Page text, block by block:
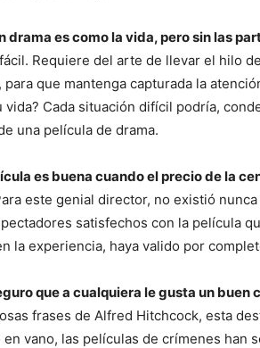
drama es como la vida, pero sin las
Requiere del arte de llevar el hilo
que mantenga capturada la
vida? Cada situación difícil podría,
una película de drama.
es buena cuando el precio de la
este genial director, no existió
satisfechos con la película
la experiencia, haya valido por
que a cualquiera le gusta un buen
frases de Alfred Hitchcock, esta
en vano, las películas de crímenes